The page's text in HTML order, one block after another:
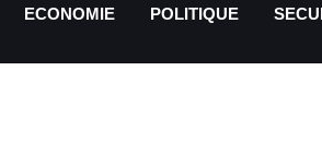
ECONOMIE POLITIQUE